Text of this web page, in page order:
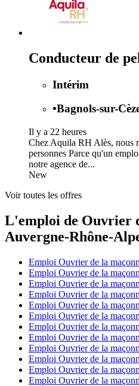
Conducteur de
Intérim
•Bagnols-sur-
Il y a 22 heures
Chez Aquila RH Alès, nous
personnes Parce qu'un
notre agence de...
New
Voir toutes les offres
L'emploi de Ouvrier
Auvergne-Rhône-
Emploi Ouvrier de la
Emploi Ouvrier de la
Emploi Ouvrier de la
Emploi Ouvrier de la
Emploi Ouvrier de la
Emploi Ouvrier de la
Emploi Ouvrier de la
Emploi Ouvrier de la
Emploi Ouvrier de la
Emploi Ouvrier de la
Emploi Ouvrier de la
Emploi Ouvrier de la